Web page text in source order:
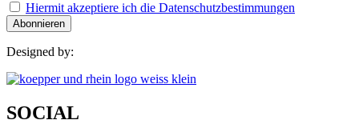
Hiermit akzeptiere ich die Datenschutzbestimmungen
Designed by:
SOCIAL